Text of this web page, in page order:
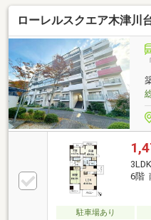
約５００ｍ◎サンタ
高の原中央病院まで
３００ｍ◎木津第二
稚園まで約４００ｍ
ローレルスクエア木津
6階
駐車場あり